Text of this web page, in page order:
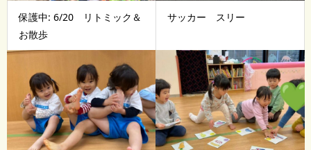
保護中: 6/20 リトミック＆
お散歩
サッカー スリー